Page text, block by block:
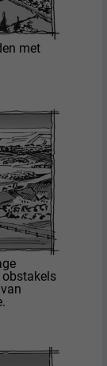
met